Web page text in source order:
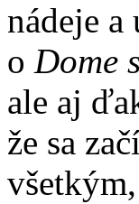
nádeje
o Dome
ale aj
že sa